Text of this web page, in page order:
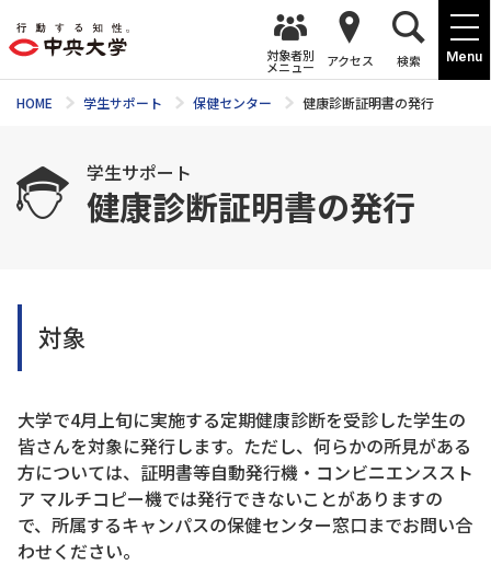
Menu
対象者別
メニュー アクセス 検索
HOME 学生サポート 保健センター 健康診断証明書の発行
学生サポート
健康診断証明書の発行
対象
大学で4月上旬に実施する定期健康診断を受診した学生の
皆さんを対象に発行します。ただし、何らかの所見がある
方については、証明書等自動発行機・コンビニエンススト
ア マルチコピー機では発行できないことがありますの
で、所属するキャンパスの保健センター窓口までお問い合
わせください。